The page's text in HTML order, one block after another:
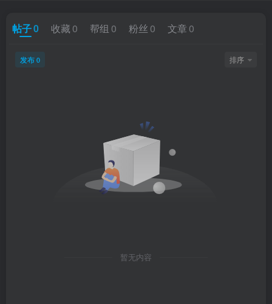
帖子0 收藏 0 帮组 0 粉丝 0 文章 0
发布 0 排序
暂无内容